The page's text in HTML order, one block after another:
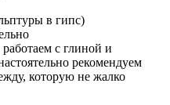
в гипс)
с глиной и
рекомендуем
которую не жалко